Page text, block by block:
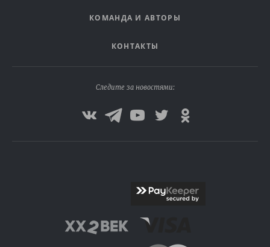
КОМАНДА И АВТОРЫ
КОНТАКТЫ
Следите за новостями: